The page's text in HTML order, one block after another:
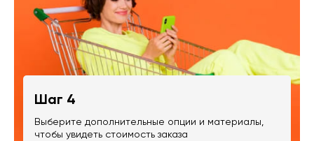
Шаг 4
Выберите дополнительные опции и материалы,
чтобы увидеть стоимость заказа